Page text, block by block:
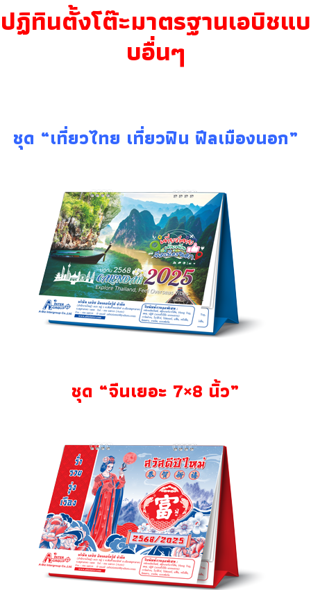
ปฏิทินตั้งโต๊ะมาตรฐานเอบิชแบ
บอื่นๆ
ชุด “เที่ยวไทย เที่ยวฟิน ฟีลเมืองนอก”
ชุด “จีนเยอะ 7×8 นิ้ว”